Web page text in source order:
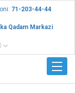
71-203-44-44
Qadam Markazi